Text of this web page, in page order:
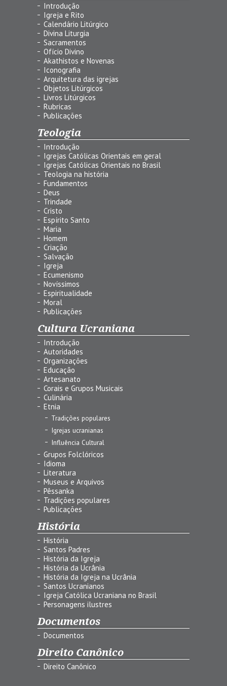
Introdução
Igreja e Rito
Calendário Litúrgico
Divina Liturgia
Sacramentos
Ofício Divino
Akathistos e Novenas
Iconografia
Arquitetura das igrejas
Objetos Litúrgicos
Livros Litúrgicos
Rubricas
Publicações
Teologia
Introdução
Igrejas Católicas Orientais em geral
Igrejas Católicas Orientais no Brasil
Teologia na história
Fundamentos
Deus
Trindade
Cristo
Espírito Santo
Maria
Homem
Criação
Salvação
Igreja
Ecumenismo
Novíssimos
Espiritualidade
Moral
Publicações
Cultura Ucraniana
Introdução
Autoridades
Organizações
Educação
Artesanato
Corais e Grupos Musicais
Culinária
Etnia
Tradições populares
Igrejas ucranianas
Influência Cultural
Grupos Folclóricos
Idioma
Literatura
Museus e Arquivos
Pêssanka
Tradições populares
Publicações
História
História
Santos Padres
História da Igreja
História da Ucrânia
História da Igreja na Ucrânia
Santos Ucranianos
Igreja Católica Ucraniana no Brasil
Personagens ilustres
Documentos
Documentos
Direito Canônico
Direito Canônico